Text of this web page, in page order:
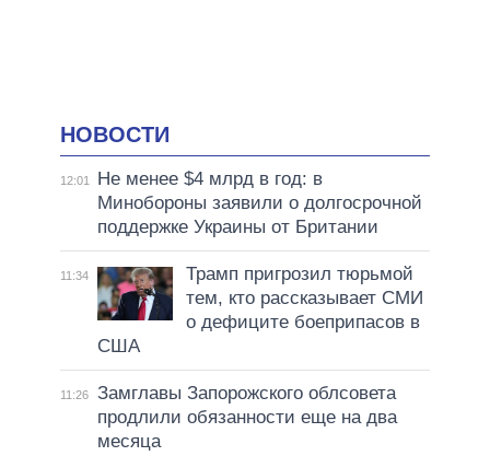
НОВОСТИ
12:01
Не менее $4 млрд в год: в
Минобороны заявили о долгосрочной
поддержке Украины от Британии
11:34
Трамп пригрозил тюрьмой
тем, кто рассказывает СМИ
о дефиците боеприпасов в
США
11:26
Замглавы Запорожского облсовета
продлили обязанности еще на два
месяца